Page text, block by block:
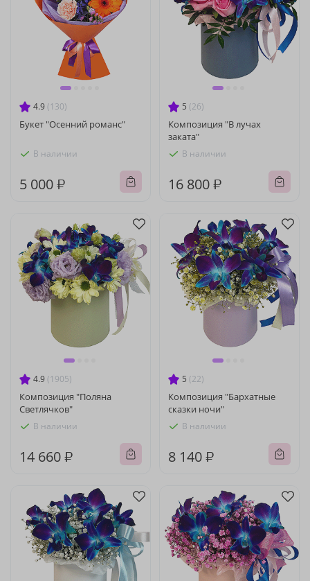
4.9 (130)
Букет "Осенний романс"
В наличии
5 000 ₽
5 (26)
Композиция "В лучах
заката"
В наличии
16 800 ₽
4.9 (1905)
Композиция "Поляна
Светлячков"
В наличии
14 660 ₽
5 (22)
Композиция "Бархатные
сказки ночи"
В наличии
8 140 ₽